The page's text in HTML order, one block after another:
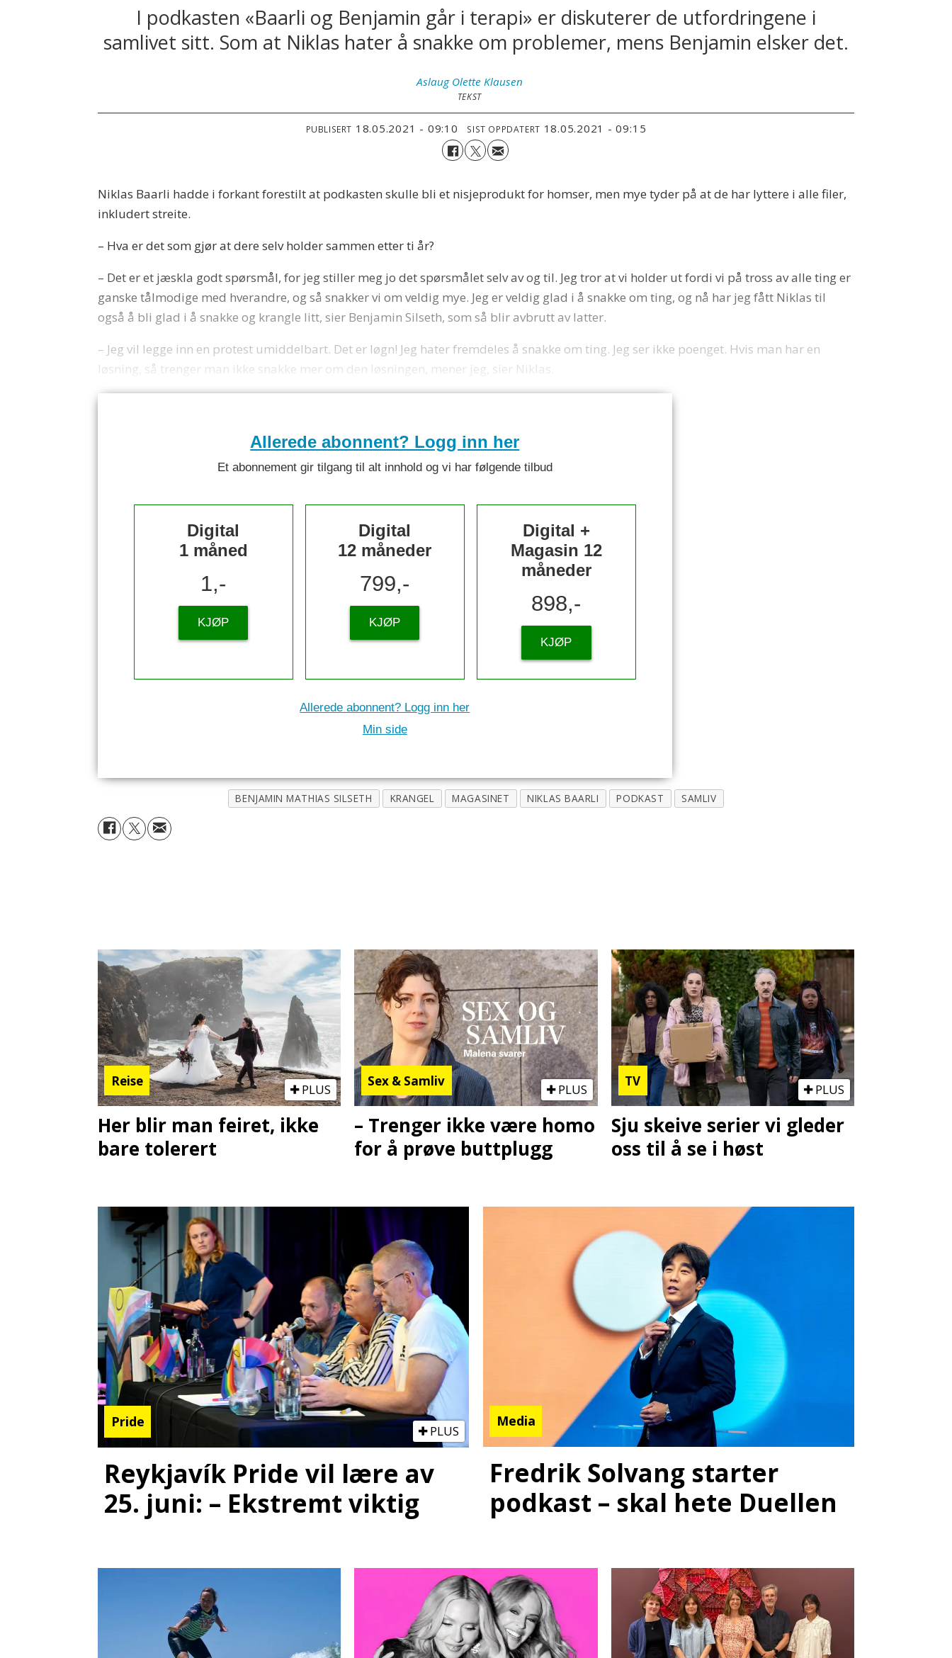
I podkasten «Baarli og Benjamin går i terapi» er diskuterer de utfordringene i
samlivet sitt. Som at Niklas hater å snakke om problemer, mens Benjamin elsker det.
Aslaug Olette Klausen
TEKST
PUBLISERT 18.05.2021 - 09:10 SIST OPPDATERT 18.05.2021 - 09:15
Niklas Baarli hadde i forkant forestilt at podkasten skulle bli et nisjeprodukt for homser, men mye tyder på at de har lyttere i alle filer,
inkludert streite.
– Hva er det som gjør at dere selv holder sammen etter ti år?
– Det er et jæskla godt spørsmål, for jeg stiller meg jo det spørsmålet selv av og til. Jeg tror at vi holder ut fordi vi på tross av alle ting er
ganske tålmodige med hverandre, og så snakker vi om veldig mye. Jeg er veldig glad i å snakke om ting, og nå har jeg fått Niklas til
også å bli glad i å snakke og krangle litt, sier Benjamin Silseth, som så blir avbrutt av latter.
– Jeg vil legge inn en protest umiddelbart. Det er løgn! Jeg hater fremdeles å snakke om ting. Jeg ser ikke poenget. Hvis man har en
løsning, så trenger man ikke snakke mer om den løsningen, mener jeg, sier Niklas.
Allerede abonnent? Logg inn her
Et abonnement gir tilgang til alt innhold og vi har følgende tilbud
Digital
1 måned
1,-
KJØP
Digital
12 måneder
799,-
KJØP
Digital +
Magasin 12
måneder
898,-
KJØP
Allerede abonnent? Logg inn her
Min side
BENJAMIN MATHIAS SILSETH KRANGEL MAGASINET NIKLAS BAARLI PODKAST SAMLIV
Reise
PLUS
Her blir man feiret, ikke
bare tolerert
Sex & Samliv
PLUS
– Trenger ikke være homo
for å prøve buttplugg
TV
PLUS
Sju skeive serier vi gleder
oss til å se i høst
Pride
PLUS
Reykjavík Pride vil lære av
25. juni: – Ekstremt viktig
Media
Fredrik Solvang starter
podkast – skal hete Duellen